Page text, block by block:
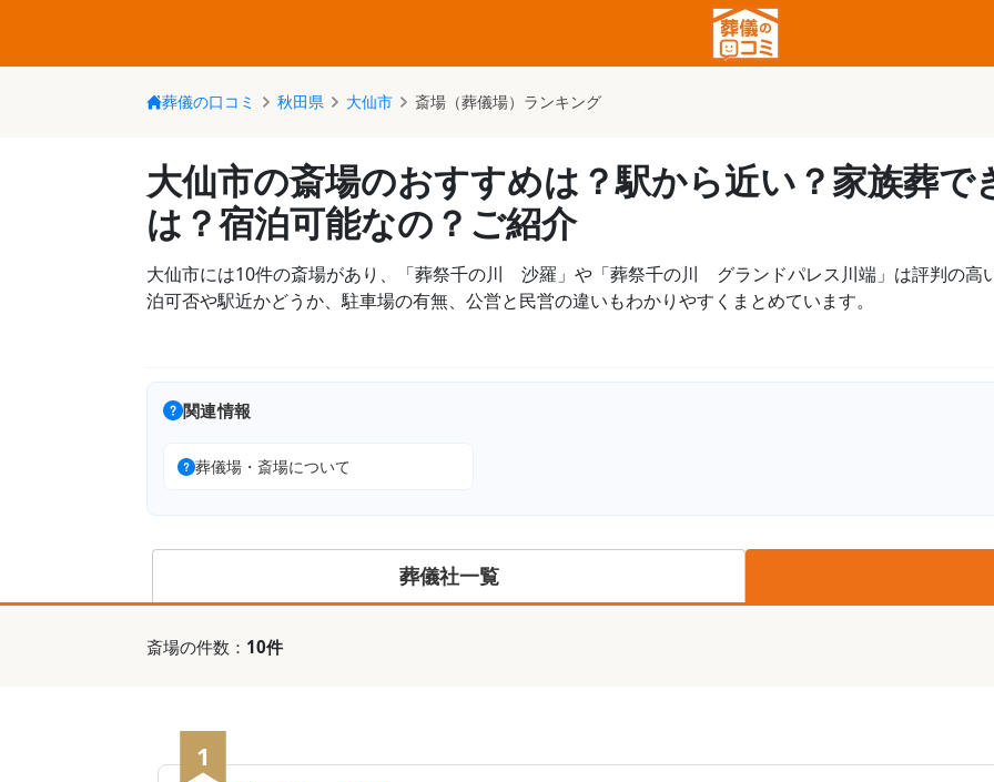
葬儀の口コミ 秋田県 大仙市 斎場（葬儀場）ランキング
大仙市の斎場のおすすめは？駅から近い？家族葬で
は？宿泊可能なの？ご紹介
大仙市には10件の斎場があり、「葬祭千の川 沙羅」や「葬祭千の川 グランドパレス川端」は評判の高
泊可否や駅近かどうか、駐車場の有無、公営と民営の違いもわかりやすくまとめています。
関連情報
葬儀場・斎場について
葬儀社一覧
斎場の件数： 10件
1